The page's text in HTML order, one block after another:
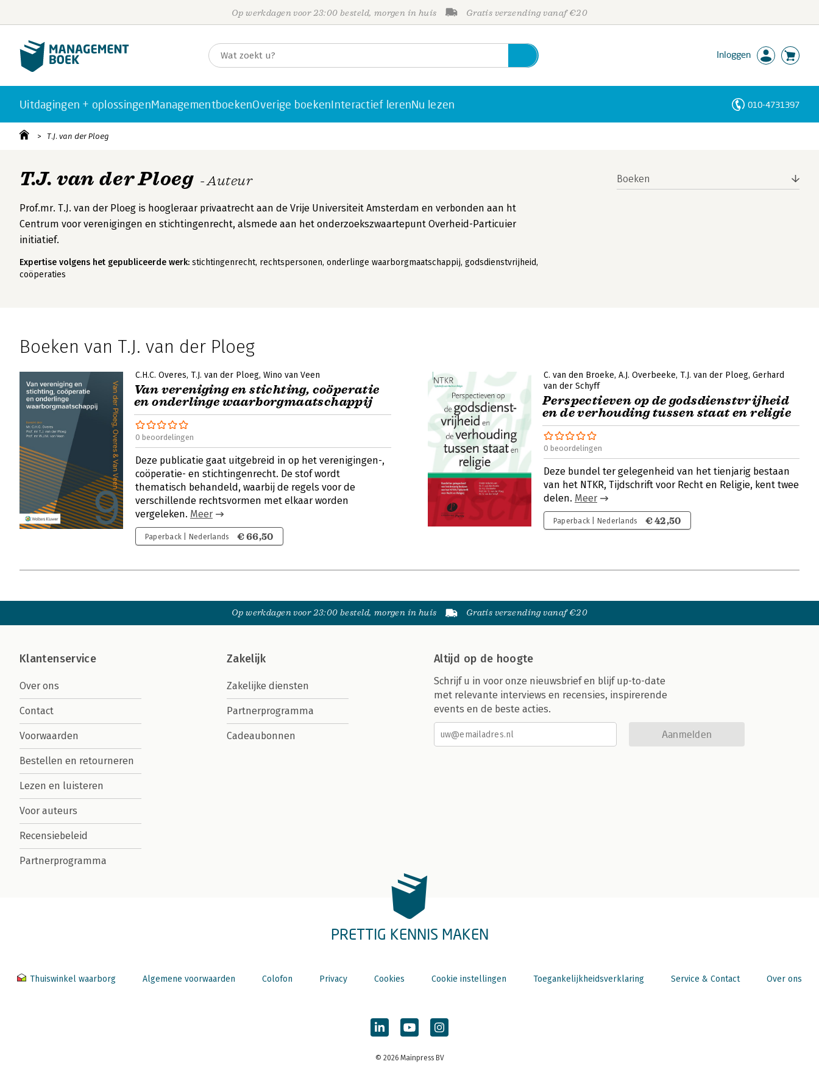
Op werkdagen voor 23:00 besteld, morgen in huis Gratis verzending vanaf €20
Inloggen
Uitdagingen + oplossingenManagementboekenOverige boekenInteractief lerenNu lezen 010-4731397
T.J. van der Ploeg
T.J. van der Ploeg - Auteur
Prof.mr. T.J. van der Ploeg is hoogleraar privaatrecht aan de Vrije Universiteit Amsterdam en verbonden aan ht
Centrum voor verenigingen en stichtingenrecht, alsmede aan het onderzoekszwaartepunt Overheid-Particuier
initiatief.
Expertise volgens het gepubliceerde werk: stichtingenrecht, rechtspersonen, onderlinge waarborgmaatschappij, godsdienstvrijheid,
coöperaties
Boeken
Boeken van T.J. van der Ploeg
C.H.C. Overes T.J. van der Ploeg Wino van Veen
Van vereniging en stichting, coöperatie
en onderlinge waarborgmaatschappij
0 beoordelingen
Deze publicatie gaat uitgebreid in op het verenigingen-,
coöperatie- en stichtingenrecht. De stof wordt
thematisch behandeld, waarbij de regels voor de
verschillende rechtsvormen met elkaar worden
vergeleken. Meer
Paperback | Nederlands € 66,50
C. van den Broeke A.J. Overbeeke T.J. van der Ploeg Gerhard
van der Schyff
Perspectieven op de godsdienstvrijheid
en de verhouding tussen staat en religie
0 beoordelingen
Deze bundel ter gelegenheid van het tienjarig bestaan
van het NTKR, Tijdschrift voor Recht en Religie, kent twee
delen. Meer
Paperback | Nederlands € 42,50
Op werkdagen voor 23:00 besteld, morgen in huis Gratis verzending vanaf €20
Klantenservice
Over ons
Contact
Voorwaarden
Bestellen en retourneren
Lezen en luisteren
Voor auteurs
Recensiebeleid
Partnerprogramma
Zakelijk
Zakelijke diensten
Partnerprogramma
Cadeaubonnen
Altijd op de hoogte
Schrijf u in voor onze nieuwsbrief en blijf up-to-date
met relevante interviews en recensies, inspirerende
events en de beste acties.
Aanmelden
PRETTIG KENNIS MAKEN
Thuiswinkel waarborg Algemene voorwaarden Colofon Privacy Cookies Cookie instellingen Toegankelijkheidsverklaring Service & Contact Over ons
© 2026 Mainpress BV
Personen